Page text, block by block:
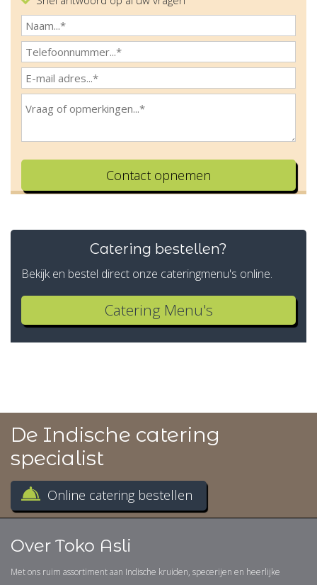
Catering bestellen?
Bekijk en bestel direct onze cateringmenu's online.
Catering Menu's
De Indische catering
specialist
Online catering bestellen
Over Toko Asli
Met ons ruim assortiment aan Indische kruiden, specerijen en heerlijke